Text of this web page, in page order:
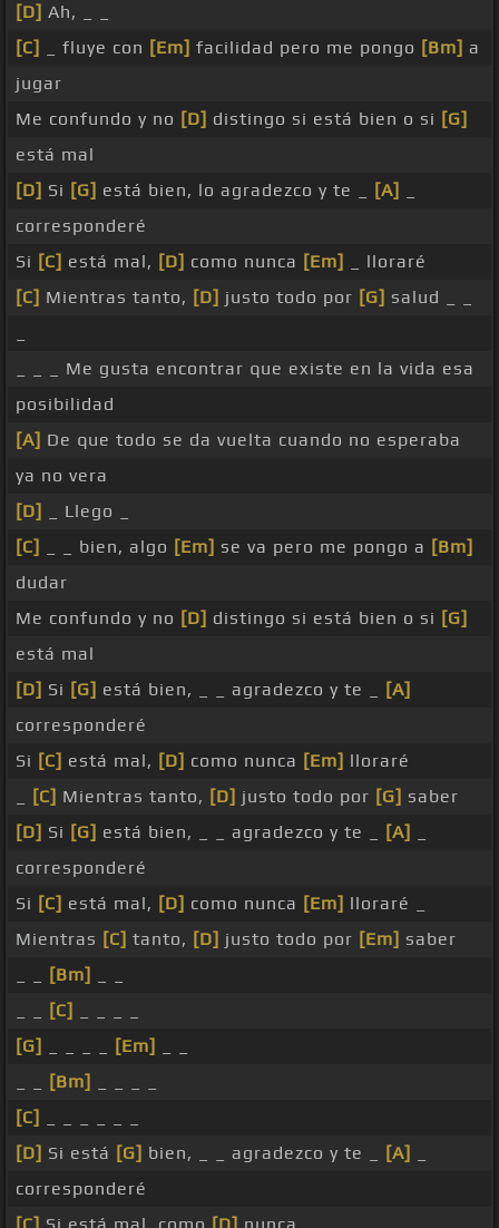
[D] Ah, _ _
[C]
_ fluye con [Em] facilidad pero me pongo [Bm] a
jugar
Me confundo y no [D] distingo si está bien o si [G]
está mal
[D] Si [G] está bien, lo agradezco y te _ [A]
corresponderé
Si [C] está mal, [D] como nunca [Em]
_ lloraré
[C] Mientras tanto, [D] justo todo por [G] salud _ _
_ _ _ Me gusta encontrar que existe en la vida esa
posibilidad
[A] De que todo se da vuelta cuando no esperaba
ya no vera
[D]
_ Llego _
[C]
_ _ bien, algo [Em] se va pero me pongo a [Bm]
dudar
Me confundo y no [D] distingo si está bien o si [G]
está mal
[D] Si [G] está bien, _ _ agradezco y te _
[A]
corresponderé
Si [C] está mal, [D] como nunca [Em] lloraré
[C] Mientras tanto, [D] justo todo por [G] saber
[D] Si [G] está bien, _ _ agradezco y te _ [A]
corresponderé
Si [C] está mal, [D] como nunca [Em] lloraré _
Mientras [C] tanto, [D] justo todo por [Em] saber
[Bm]
[C]
[G]
[Em]
[Bm]
[C]
[D] Si está [G] bien, _ _ agradezco y te _ [A]
corresponderé